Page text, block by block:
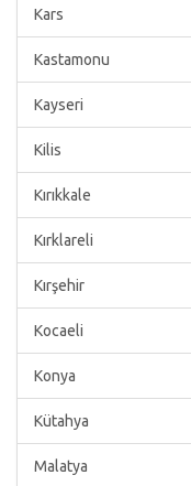
Kars
Kastamonu
Kayseri
Kilis
Kırıkkale
Kırklareli
Kırşehir
Kocaeli
Konya
Kütahya
Malatya